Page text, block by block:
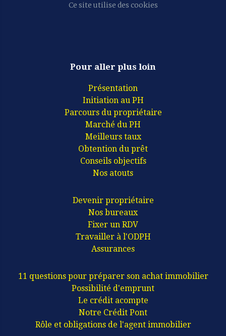
Ce site utilise des cookies
Pour aller plus loin
Présentation
Initiation au PH
Parcours du propriétaire
Marché du PH
Meilleurs taux
Obtention du prêt
Conseils objectifs
Nos atouts
Devenir propriétaire
Nos bureaux
Fixer un RDV
Travailler à l'ODPH
Assurances
11 questions pour préparer son achat immobilier
Possibilité d'emprunt
Le crédit acompte
Notre Crédit Pont
Rôle et obligations de l'agent immobilier